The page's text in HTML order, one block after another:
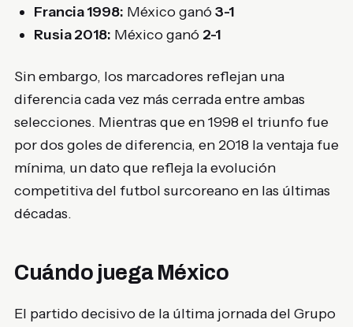
Francia 1998: México ganó3-1
Rusia 2018: México ganó 2-1
Sin embargo, los marcadores reflejan una
diferencia cada vez más cerrada entre ambas
selecciones. Mientras que en 1998 el triunfo fue
por dos goles de diferencia, en 2018 la ventaja fue
mínima, un dato que refleja la evolución
competitiva del futbol surcoreano en las últimas
décadas.
Cuándo juega México
El partido decisivo de la última jornada del Grupo